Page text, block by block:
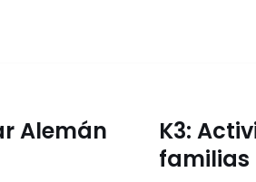
Alemán
K3:
familias